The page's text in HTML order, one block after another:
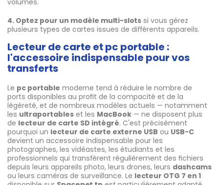
volumes.
4. Optez pour un modèle multi-slots si vous gérez
plusieurs types de cartes issues de différents appareils.
Lecteur de carte et pc portable :
l'accessoire indispensable pour vos
transferts
Le pc portable moderne tend à réduire le nombre de
ports disponibles au profit de la compacité et de la
légèreté, et de nombreux modèles actuels — notamment
les ultraportables et les MacBook — ne disposent plus
de lecteur de carte SD intégré. C'est précisément
pourquoi un lecteur de carte externe USB ou USB-C
devient un accessoire indispensable pour les
photographes, les vidéastes, les étudiants et les
professionnels qui transfèrent régulièrement des fichiers
depuis leurs appareils photo, leurs drones, leurs dashcams
ou leurs caméras de surveillance. Le lecteur OTG 7 en 1